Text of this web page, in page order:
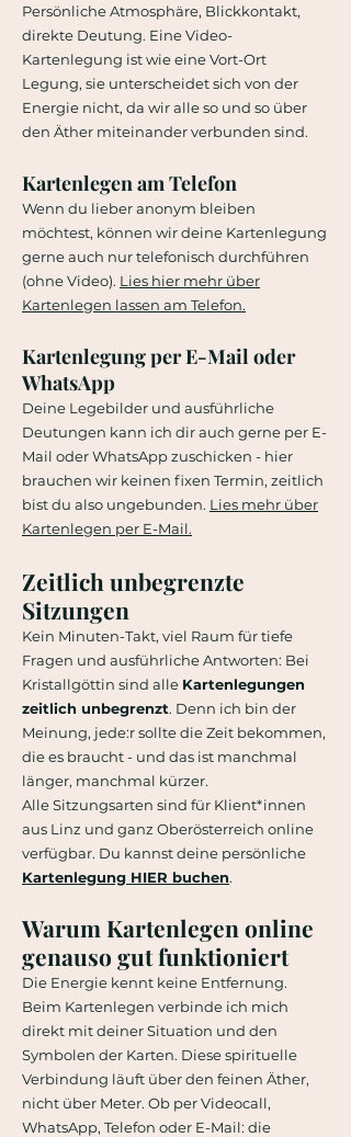
Persönliche Atmosphäre, Blickkontakt,
direkte Deutung. Eine Video-
Kartenlegung ist wie eine Vort-Ort
Legung, sie unterscheidet sich von der
Energie nicht, da wir alle so und so über
den Äther miteinander verbunden sind.
Kartenlegen am Telefon
Wenn du lieber anonym bleiben
möchtest, können wir deine Kartenlegung
gerne auch nur telefonisch durchführen
(ohne Video). Lies hier mehr über
Kartenlegen lassen am Telefon.
Kartenlegung per E-Mail oder
WhatsApp
Deine Legebilder und ausführliche
Deutungen kann ich dir auch gerne per E-
Mail oder WhatsApp zuschicken - hier
brauchen wir keinen fixen Termin, zeitlich
bist du also ungebunden. Lies mehr über
Kartenlegen per E-Mail.
Zeitlich unbegrenzte
Sitzungen
Kein Minuten-Takt, viel Raum für tiefe
Fragen und ausführliche Antworten: Bei
Kristallgöttin sind alle Kartenlegungen
zeitlich unbegrenzt. Denn ich bin der
Meinung, jede:r sollte die Zeit bekommen,
die es braucht - und das ist manchmal
länger, manchmal kürzer.
Alle Sitzungsarten sind für Klient*innen
aus Linz und ganz Oberösterreich online
verfügbar. Du kannst deine persönliche
Kartenlegung HIER buchen.
Warum Kartenlegen online
genauso gut funktioniert
Die Energie kennt keine Entfernung.
Beim Kartenlegen verbinde ich mich
direkt mit deiner Situation und den
Symbolen der Karten. Diese spirituelle
Verbindung läuft über den feinen Äther,
nicht über Meter. Ob per Videocall,
WhatsApp, Telefon oder E-Mail: die